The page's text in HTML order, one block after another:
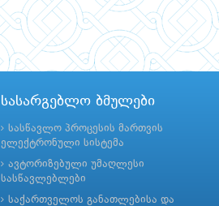
სასარგებლო ბმულები
სასწავლო პროცესის მართვის
ელექტრონული სისტემა
ავტორიზებული უმაღლესი
სასწავლებლები
საქართველოს განათლებისა და